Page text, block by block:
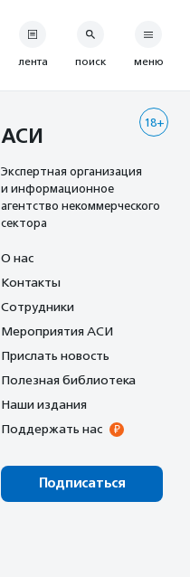
лента поиск меню
18+
АСИ
Экспертная организация
и информационное
агентство некоммерческого
сектора
О нас
Контакты
Сотрудники
Мероприятия АСИ
Прислать новость
Полезная библиотека
Наши издания
Поддержать нас
Подписаться